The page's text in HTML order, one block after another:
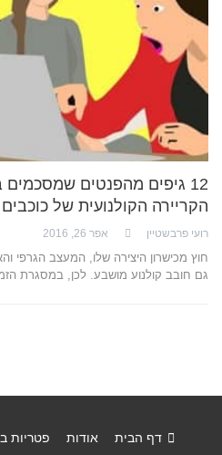
12 גיפים מהפנטים
הקריירה הקולנועית של
רועי פרבשטיין אפר 26, 2016
חוץ מכישרון היצירה שלו, המעצב הגרפי
גם חובב קולנוע מושבע. לכן, במסגרת
דף הבית אודות פטריות